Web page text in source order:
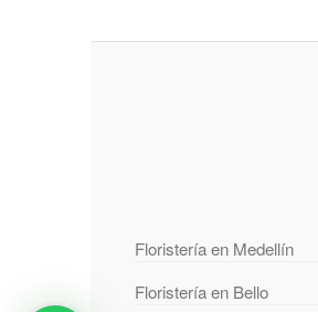
Floristería en Medellín
Floristería en Bello